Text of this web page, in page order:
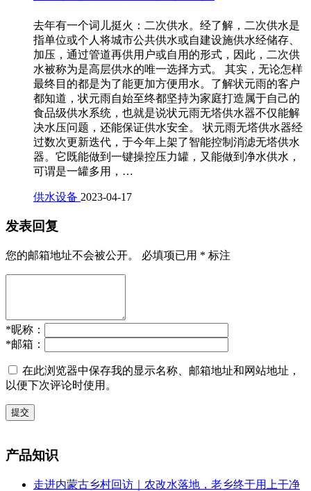
去年有一个词儿挺火：二次供水。经了解，二次供水是
指单位或个人将城市公共供水或自建设施供水经储存、
加压，通过管道再供用户或自用的形式，因此，二次供
水被称为是高层供水的唯一选择方式。 其实，无论怎样
最终目的都是为了能更加方便用水。了解状元雨的客户
都知道，状元雨自始至终都坚持为家庭打造属于自己的
食品级供水系统，也就是说状元雨无塔供水器不仅能解
决水压问题，还能保证供水安全。 状元雨无塔供水器经
过数次更新迭代，于今年上架了智能控制消滤无塔供水
器。它既能做到一键操控压力罐，又能做到净水供水，
可谓是一罐多用，…
供水设备 2023-04-17
发表回复
您的邮箱地址不会被公开。 必填项已用 * 标注
*昵称：
*邮箱：
在此浏览器中保存我的显示名称、邮箱地址和网站地址，
以便下次评论时使用。
提交
产品知识
走进内蒙古乡村回访｜农改水落地，老乡终于用上干净